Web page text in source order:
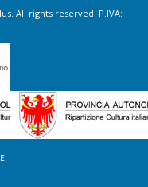
All rights reserved. P.IVA: